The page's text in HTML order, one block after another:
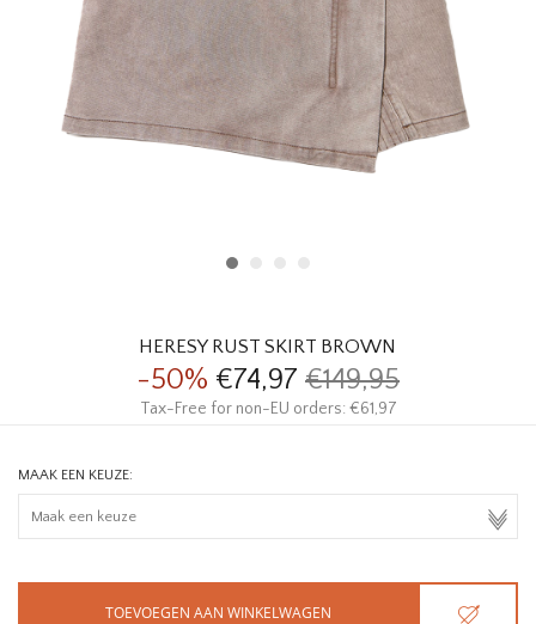
MERKEN
HERESY RUST SKIRT BROWN
-50% €74,97 €149,95
Tax-Free for non-EU orders: €61,97
MAAK EEN KEUZE:
TOEVOEGEN AAN WINKELWAGEN